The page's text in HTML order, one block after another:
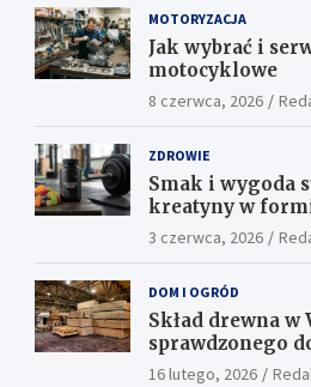
MOTORYZACJA
Jak wybrać i
motocyklowe
8 czerwca, 2026
ZDROWIE
Smak i wygoda
kreatyny w
3 czerwca, 2026
DOM I OGRÓD
Skład drewna w
sprawdzonego
16 lutego, 2026